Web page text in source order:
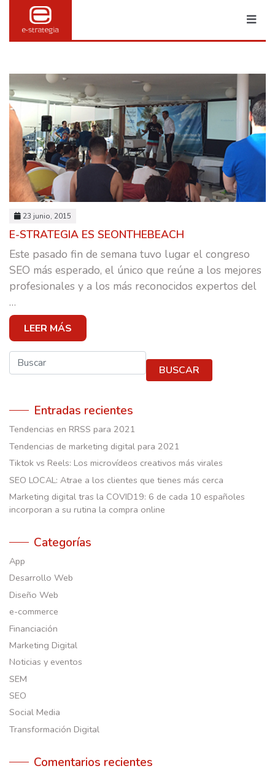
MARKETING & PUBLI
TRANSFORMACIÓN DIGITAL
BRANDING
SOCIAL MEDIA
CASOS DE ÉXITO
E-SCUELA
23 junio, 2015
E-STRATEGIA ES SEONTHEBEACH
Este pasado fin de semana tuvo lugar el congreso
SEO más esperado, el único que reúne a los mejores
profesionales y a los más reconocidos expertos del
…
LEER MÁS
Buscar
BUSCAR
Entradas recientes
Tendencias en RRSS para 2021
Tendencias de marketing digital para 2021
Tiktok vs Reels: Los microvídeos creativos más virales
SEO LOCAL: Atrae a los clientes que tienes más cerca
Marketing digital tras la COVID19: 6 de cada 10 españoles
incorporan a su rutina la compra online
Categorías
App
Desarrollo Web
Diseño Web
e-commerce
Financiación
Marketing Digital
Noticias y eventos
SEM
SEO
Social Media
Transformación Digital
Comentarios recientes